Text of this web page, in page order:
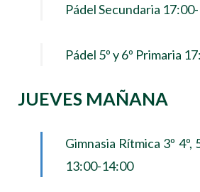
Pádel Secundaria
Pádel 5º y 6º Primaria
JUEVES MAÑANA
Gimnasia Rítmica 3º 4º,
13:00-14:00